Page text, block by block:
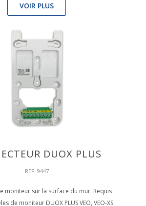
VOIR PLUS
DUOX PLUS
REF: 9447
moniteur sur la surface du mur. Requis
de moniteur DUOX PLUS VEO, VEO-XS